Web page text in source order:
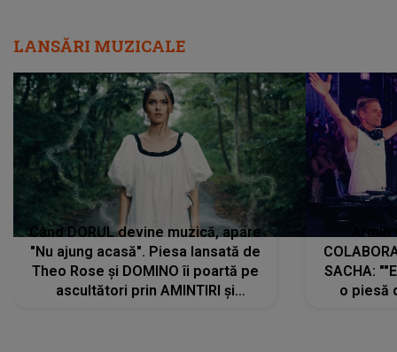
LANSĂRI MUZICALE
Când DORUL devine muzică, apare
"Nu ajung acasă". Piesa lansată de
Theo Rose și DOMINO îi poartă pe
ascultători prin AMINTIRI și
SACHA:
o piesă